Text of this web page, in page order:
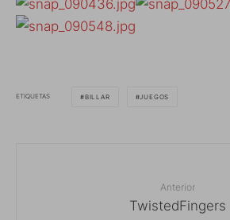
ETIQUETAS BILLAR JUEGOS
Anterior
TwistedFingers